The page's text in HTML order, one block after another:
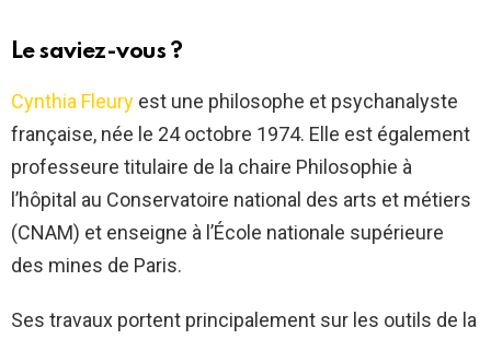
Le saviez-vous ?
Cynthia Fleury est une philosophe et psychanalyste
française, née le 24 octobre 1974. Elle est également
professeure titulaire de la chaire Philosophie à
l’hôpital au Conservatoire national des arts et métiers
(CNAM) et enseigne à l’École nationale supérieure
des mines de Paris.
Ses travaux portent principalement sur les outils de la